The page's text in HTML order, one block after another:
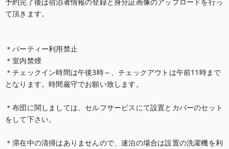
て頂きます。
＊パーティー利用禁止
＊室内禁煙
＊チェックイン時間は午後3時～、チェックアウトは午前11時まで
となります。時間厳守でお願い致します。
＊布団に関しましては、セルフサービスにて設置とカバーのセット
をして下さい。
＊滞在中の清掃はありませんので、連泊の場合は設置の洗濯機を利